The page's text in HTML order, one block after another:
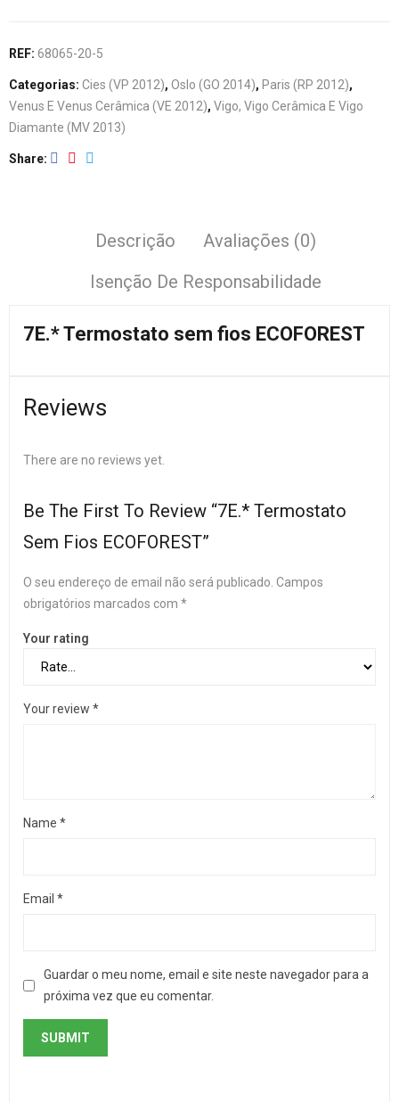
REF: 68065-20-5
Categorias: Cies (VP 2012), Oslo (GO 2014), Paris (RP 2012),
Venus E Venus Cerâmica (VE 2012), Vigo, Vigo Cerâmica E Vigo
Diamante (MV 2013)
Share
Descrição
Avaliações (0)
Isenção De Responsabilidade
7E.* Termostato sem fios ECOFOREST
Reviews
There are no reviews yet.
Be The First To Review “7E.* Termostato
Sem Fios ECOFOREST”
O seu endereço de email não será publicado. Campos
obrigatórios marcados com *
Your rating
Your review *
Name *
Email *
Guardar o meu nome, email e site neste navegador para a
próxima vez que eu comentar.